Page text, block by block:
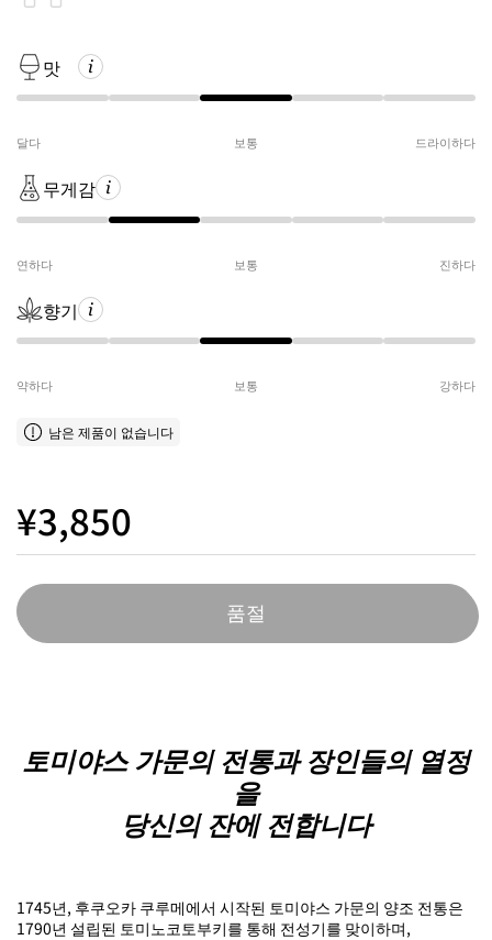
맛
달다 보통 드라이하다
무게감
연하다 보통 진하다
향기
약하다 보통 강하다
남은 제품이 없습니다
¥3,850
품절
토미야스 가문의 전통과 장인들의 열정
을
당신의 잔에 전합니다
1745년, 후쿠오카 쿠루메에서 시작된 토미야스 가문의 양조 전통은
1790년 설립된 토미노코토부키를 통해 전성기를 맞이하며,